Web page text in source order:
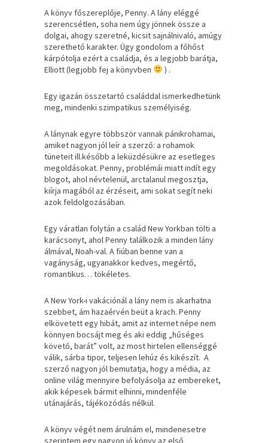
A könyv főszereplője, Penny. A lány eléggé
szerencsétlen, soha nem úgy jönnek össze a
dolgai, ahogy szeretné, kicsit sajnálnivaló, amúgy
szerethető karakter. Úgy gondolom a főhőst
kárpótolja ezért a családja, és a legjobb barátja,
Elliott (legjobb fej a könyvben
) .
Egy igazán összetartó családdal ismerkedhetünk
meg, mindenki szimpatikus személyiség.
A lánynak egyre többször vannak pánikrohamai,
amiket nagyon jól leír a szerző: a rohamok
tüneteit ill.később a leküzdésükre az esetleges
megoldásokat. Penny, problémái miatt indít egy
blogot, ahol névtelenül, arctalanul megosztja,
kiírja magából az érzéseit, ami sokat segít neki
azok feldolgozásában.
Egy váratlan folytán a család New Yorkban tölti a
karácsonyt, ahol Penny találkozik a minden lány
álmával, Noah-val. A fiúban benne van a
vagányság, ugyanakkor kedves, megértő,
romantikus… tökéletes.
A New York-i vakációnál a lány nem is akarhatna
szebbet, ám hazaérvén beüt a krach. Penny
elkövetett egy hibát, amit az internet népe nem
könnyen bocsájt meg és aki eddig „hűséges
követő, barát” volt, az most hirtelen ellenséggé
válik, sárba tipor, teljesen lehúz és kikészít. A
szerző nagyon jól bemutatja, hogy a média, az
online világ mennyire befolyásolja az embereket,
akik képesek bármit elhinni, mindenféle
utánajárás, tájékozódás nélkül.
A könyv végét nem árulnám el, mindenesetre
szerintem egy nagyon jó könyv az első